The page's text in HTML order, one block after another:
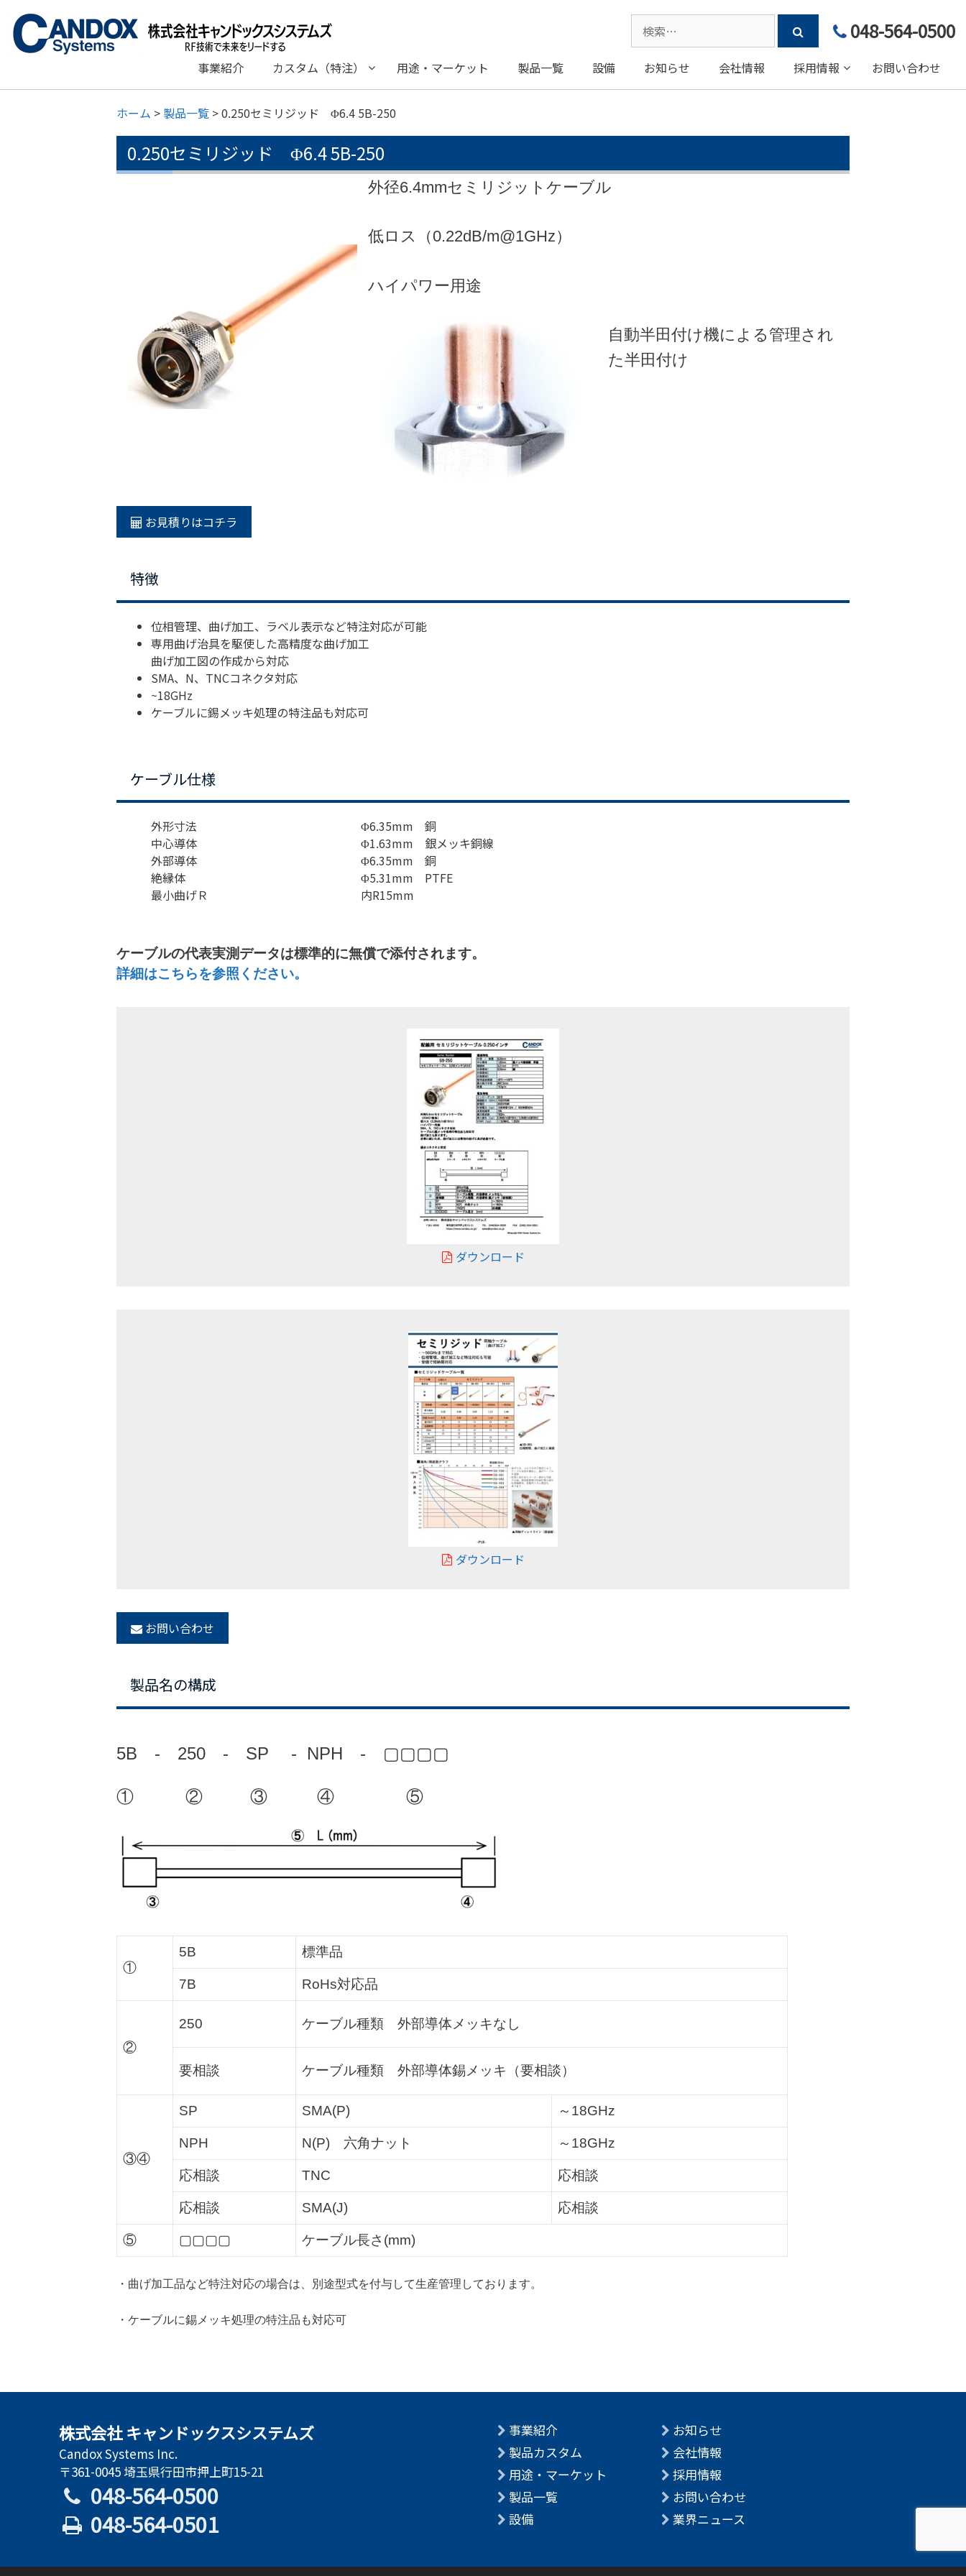
へ
Search
for:
048-564-0500
事業紹介 カスタム（特注） 用途・マーケット 製品一覧 設備 お知らせ 会社情報 採用情報 お問い合わせ
ホーム > 製品一覧 >0.250セミリジッド Φ6.4 5B-250
0.250セミリジッド Φ6.4 5B-250
外径6.4mmセミリジットケーブル
低ロス（0.22dB/m@1GHz）
ハイパワー用途
自動半田付け機による管理され
た半田付け
お見積りはコチラ
特徴
位相管理、曲げ加工、ラベル表示など特注対応が可能
専用曲げ治具を駆使した高精度な曲げ加工
曲げ加工図の作成から対応
SMA、N、TNCコネクタ対応
~18GHz
ケーブルに錫メッキ処理の特注品も対応可
ケーブル仕様
外形寸法
Φ6.35mm 銅
中心導体
Φ1.63mm 銀メッキ銅線
外部導体
Φ6.35mm 銅
絶縁体
Φ5.31mm PTFE
最小曲げＲ
内R15mm
ケーブルの代表実測データは標準的に無償で添付されます。
詳細はこちらを参照ください。
ダウンロード
ダウンロード
お問い合わせ
製品名の構成
5B - 250 - SP - NPH - ▢▢▢▢
① ② ③ ④ ⑤
①
5B 標準品
7B RoHs対応品
②
250 ケーブル種類 外部導体メッキなし
要相談 ケーブル種類 外部導体錫メッキ（要相談）
③④
SP SMA(P) ～18GHz
NPH N(P) 六角ナット ～18GHz
応相談 TNC 応相談
応相談 SMA(J) 応相談
⑤ ▢▢▢▢ ケーブル長さ(mm)
・曲げ加工品など特注対応の場合は、別途型式を付与して生産管理しております。
・ケーブルに錫メッキ処理の特注品も対応可
株式会社 キャンドックスシステムズ
Candox Systems Inc.
〒361-0045 埼玉県行田市押上町15-21
048-564-0500
048-564-0501
事業紹介
製品カスタム
用途・マーケット
製品一覧
設備
お知らせ
会社情報
採用情報
お問い合わせ
業界ニュース